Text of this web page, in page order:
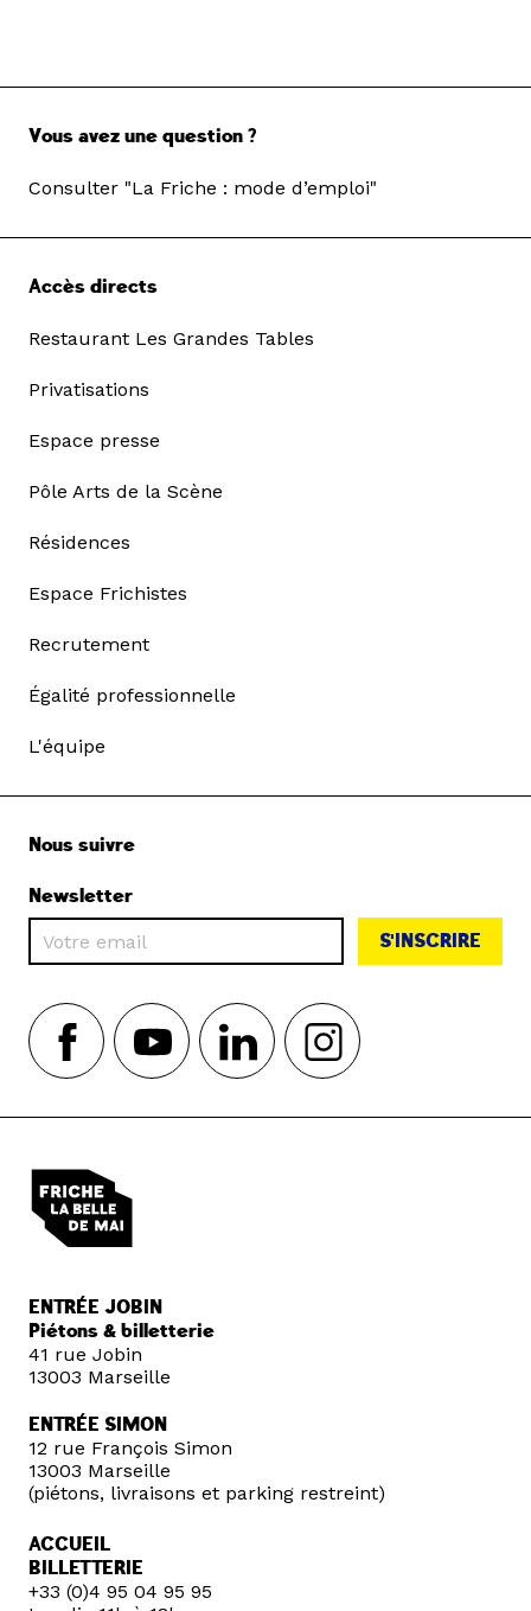
Vous avez une question ?
Consulter "La Friche : mode d’emploi"
Accès directs
Restaurant Les Grandes Tables
Privatisations
Espace presse
Pôle Arts de la Scène
Résidences
Espace Frichistes
Recrutement
Égalité professionnelle
L'équipe
Nous suivre
Newsletter
S'INSCRIRE
ENTRÉE JOBIN
Piétons & billetterie
41 rue Jobin
13003 Marseille
ENTRÉE SIMON
12 rue François Simon
13003 Marseille
(piétons, livraisons et parking restreint)
ACCUEIL
BILLETTERIE
+33 (0)4 95 04 95 95